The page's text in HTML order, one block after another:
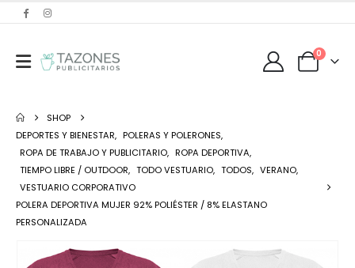
0
SHOP
DEPORTES Y BIENESTAR, POLERAS Y POLERONES,
ROPA DE TRABAJO Y PUBLICITARIO, ROPA DEPORTIVA,
TIEMPO LIBRE / OUTDOOR, TODO VESTUARIO, TODOS, VERANO,
VESTUARIO CORPORATIVO
POLERA DEPORTIVA MUJER 92% POLIÉSTER / 8% ELASTANO
PERSONALIZADA